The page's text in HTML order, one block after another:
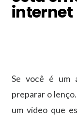
internet
Se você é um
preparar o
um vídeo que